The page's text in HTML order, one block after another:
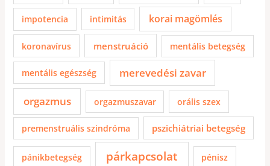
impotencia intimitás korai magömlés
koronavírus menstruáció mentális betegség
mentális egészség merevedési zavar
orgazmus orgazmuszavar orális szex
premenstruális szindróma pszichiátriai betegség
pánikbetegség párkapcsolat pénisz